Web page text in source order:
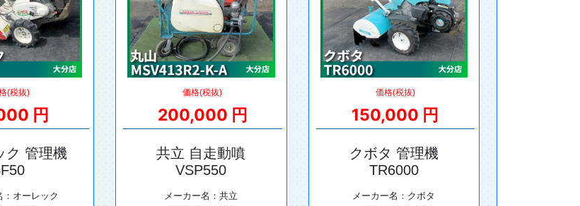
(税抜)
円
ク 管理機
：オーレック
価格(税抜)
200,000 円
共立 自走動噴
VSP550
メーカー名：共立
価格(税抜)
150,000 円
クボタ 管理機
TR6000
メーカー名：クボタ